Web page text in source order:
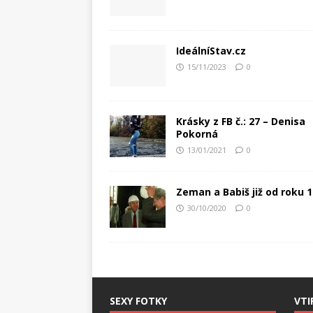
IdeálníStav.cz
15/11/2023 0
Krásky z FB č.: 27 – Denisa
Pokorná
13/01/2021 0
Zeman a Babiš již od roku
30/10/2020 0
SEXY FOTKY